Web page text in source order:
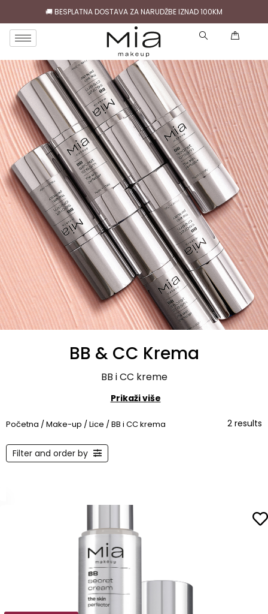
🚚 BESPLATNA DOSTAVA ZA NARUDŽBE IZNAD 100KM
BB & CC Krema
BB i CC kreme
Prikaži više
Početna /Make-up /Lice / BB i CC krema 2 results
Filter and order by